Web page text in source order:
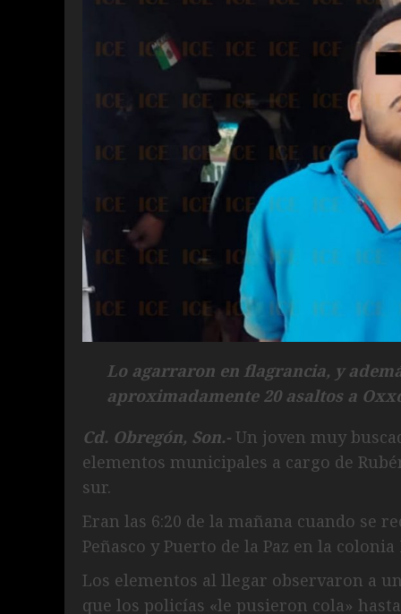
Lo agarraron en flagrancia, y
aproximadamente 20 asaltos a
Cd. Obregón, Son.- Un joven muy
elementos municipales a cargo de
sur.
Eran las 6:20 de la mañana cuando se
Peñasco y Puerto de la Paz en la
Los elementos al llegar observaron a
que los policías «le pusieron cola»